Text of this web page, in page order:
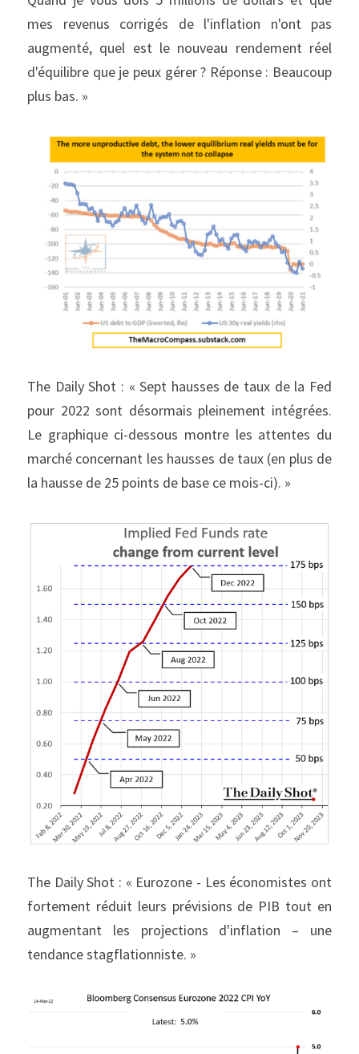
mes revenus corrigés de l'inflation n'ont pas
augmenté, quel est le nouveau rendement réel
d'équilibre que je peux gérer ? Réponse : Beaucoup
plus bas. »
The Daily Shot : « Sept hausses de taux de la Fed
pour 2022 sont désormais pleinement intégrées.
Le graphique ci-dessous montre les attentes du
marché concernant les hausses de taux (en plus de
la hausse de 25 points de base ce mois-ci). »
The Daily Shot : « Eurozone - Les économistes ont
fortement réduit leurs prévisions de PIB tout en
augmentant les projections d'inflation – une
tendance stagflationniste. »